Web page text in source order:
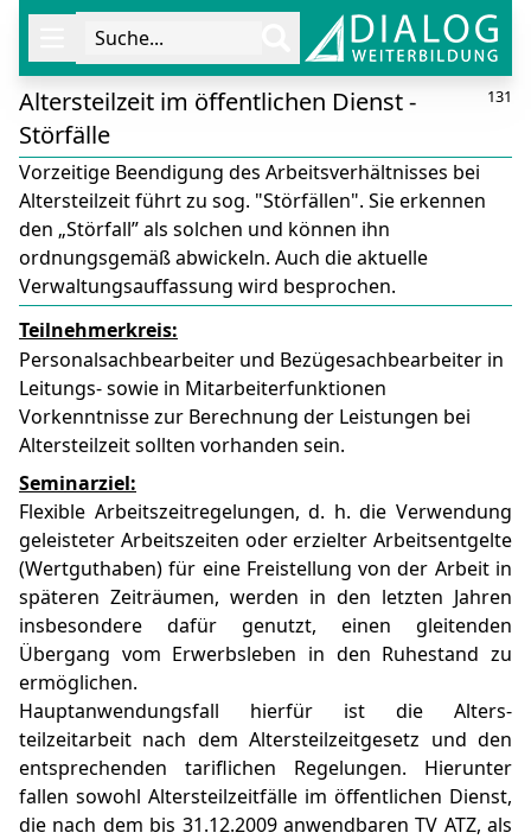
Öffne Navigation
Suche...
Altersteilzeit im öffentlichen Dienst -
Störfälle
131
Vorzeitige Beendigung des Arbeitsverhältnisses bei
Altersteilzeit führt zu sog. "Störfällen". Sie erkennen
den „Störfall” als solchen und können ihn
ordnungsgemäß abwickeln. Auch die aktuelle
Verwaltungsauffassung wird besprochen.
Teilnehmerkreis:
Personalsachbearbeiter und Bezügesachbearbeiter in
Leitungs- sowie in Mitarbeiterfunktionen
Vorkenntnisse zur Berechnung der Leistungen bei
Altersteilzeit sollten vorhanden sein.
Seminarziel:
Flexible Arbeits­zeit­re­ge­lungen, d. h. die Verwendung
geleis­teter Arbeits­zeiten oder erzielter Arbeits­ent­gelte
(Wertguthaben) für eine Freistellung von der Arbeit in
späteren Zeiträumen, werden in den letzten Jahren
insbe­sondere dafür genutzt, einen gleiten­den
Übergang vom Erwerbs­leben in den Ruhestand zu
ermög­lichen.
Haupt­an­wen­dungsfall hierfür ist die Alters­
teilzeitarbeit nach dem Alters­teil­zeit­gesetz und den
entspre­chenden tariflichen Regelungen. Hierunter
fallen sowohl Altersteilzeitfälle im öffentlichen Dienst,
die nach dem bis 31.12.2009 anwendbaren TV ATZ, als